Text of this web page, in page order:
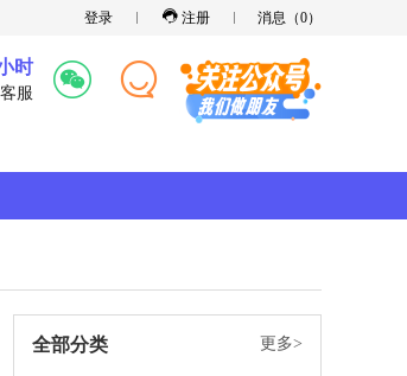
登录 注册 消息（0）
时
服
全部分类 更多>